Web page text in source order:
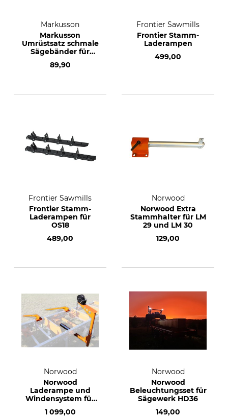
Markusson
Markusson
Umrüstsatz schmale
Sägebänder für
89,90
Frontier Sawmills
Frontier Stamm-
Laderampen
499,00
Frontier Sawmills
Frontier Stamm-
Laderampen für
OS18
489,00
Norwood
Norwood Extra
Stammhalter für LM
29 und LM 30
129,00
Norwood
Norwood
Laderampe und
Windensystem für
1 099,00
Norwood
Norwood
Beleuchtungsset für
Sägewerk HD36
149,00